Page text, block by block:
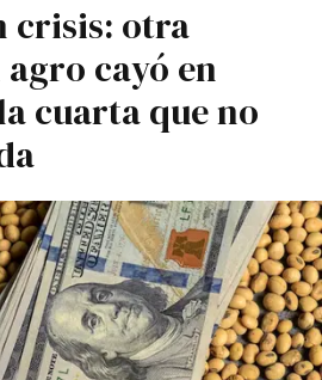
crisis: otra
cayó en
cuarta que no